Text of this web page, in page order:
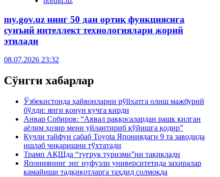
my.gov.uz нинг 50 дан ортиқ функциясига
сунъий интеллект технологиялари жорий
этилади
08.07.2026 23:32
Сўнгги хабарлар
Ўзбекистонда ҳайвонларни рўйхатга олиш мажбурий
бўлди: янги қонун кучга кирди
Анвар Собиров: “Аввал раққосалардан рашк қилган
аёлим ҳозир мени уйлантириб қўйишга қодир”
Кучли тайфун сабаб Toyota Япониядаги 9 та заводида
ишлаб чиқаришни тўхтатади
Трамп АҚШда “туғруқ туризми”ни тақиқлади
Япониянинг энг нуфузли университетида захиралар
камайиши тадқиқотларга таҳдид солмоқда